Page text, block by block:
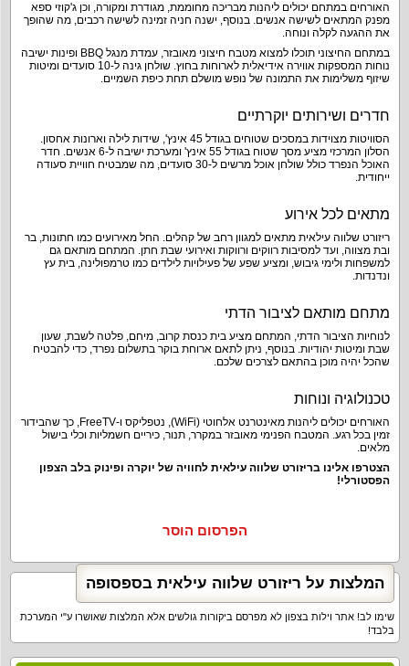
האורחים במתחם יכולים ליהנות מבריכה מחוממת, מגודרת ומקורה, וכן ג'קוזי ספא
מפנק המתאים לשישה אנשים. בנוסף, ישנה חניה זמינה לשישה רכבים, מה שהופך
את ההגעה לקלה ונוחה.
במתחם החיצוני תוכלו למצוא מטבח חיצוני מאובזר, עמדת מנגל BBQ ופינות ישיבה
נוחות המספקות אווירה אידיאלית לארוחות בחוץ. שולחן גינה ל-10 סועדים ומיטות
שיזוף משלימות את התמונה של נופש מושלם תחת כיפת השמיים.
חדרים ושירותים יוקרתיים
הסוויטות מצוידות במסכים שטוחים בגודל 45 אינץ', שידות לילה וארונות אחסון.
הסלון המרכזי מציע מסך שטוח בגודל 55 אינץ' ומערכת ישיבה ל-6 אנשים. חדר
האוכל הנפרד כולל שולחן אוכל מרשים ל-30 סועדים, מה שמבטיח חוויית סעודה
ייחודית.
מתאים לכל אירוע
ריזורט שלווה עילאית מתאים למגוון רחב של קהלים. החל מאירועים כמו חתונות, בר
ובת מצווה, ועד למסיבות רווקים ורווקות ואירועי שבת חתן. המתחם מותאם גם
למשפחות ולימי גיבוש, ומציע שפע של פעילויות לילדים כמו טרמפולינה, בית עץ
ונדנדות.
מתחם מותאם לציבור הדתי
לנוחיות הציבור הדתי, המתחם מציע בית כנסת קרוב, מיחם, פלטה לשבת, שעון
שבת ומיטות יהודיות. בנוסף, ניתן לתאם ארוחת בוקר בתשלום נפרד, כדי להבטיח
שהכל יהיה מוכן בהתאם לצרכים שלכם.
טכנולוגיה ונוחות
האורחים יכולים ליהנות מאינטרנט אלחוטי (WiFi), נטפליקס ו-FreeTV, כך שהבידור
זמין בכל רגע. המטבח הפנימי מאובזר במקרר, תנור, כיריים חשמליות וכלי בישול
מלאים.
הצטרפו אלינו בריזורט שלווה עילאית לחוויה של יוקרה ופינוק בלב הצפון
הפסטורלי!
הפרסום הוסר
המלצות על ריזורט שלווה עילאית בספסופה
שימו לב! אתר וילות בצפון לא מפרסם ביקורות גולשים אלא המלצות שאושרו ע"י המערכת
בלבד!